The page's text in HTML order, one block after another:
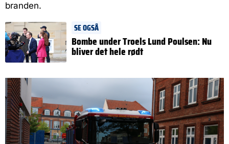
branden.
SE OGSÅ
Bombe under Troels Lund Poulsen: Nu
bliver det hele rødt